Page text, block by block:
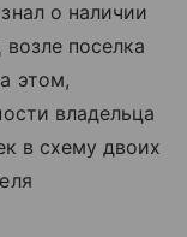
о наличии
поселка
этом,
владельца
в схему двоих